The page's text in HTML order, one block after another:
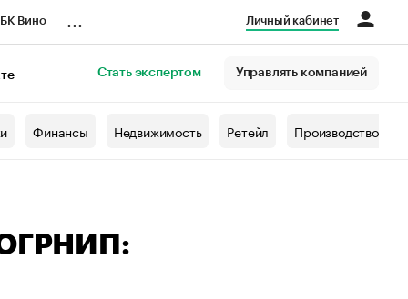
Вино Личный кабинет
Стать экспертом Управлять компанией
Финансы Недвижимость Ретейл Производство
ОГРНИП: